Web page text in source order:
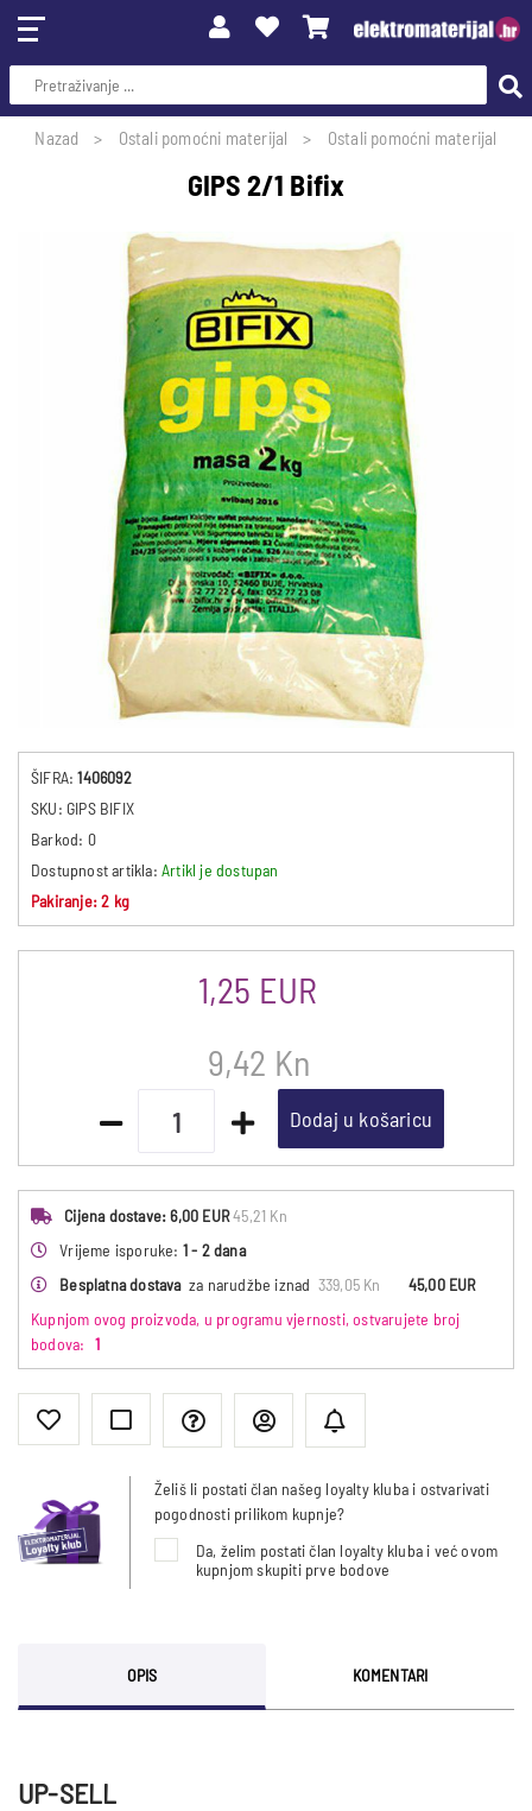
Nazad Ostali pomoćni materijal Ostali pomoćni materijal
GIPS 2/1 Bifix
ŠIFRA:1406092
SKU: GIPS BIFIX
Barkod: 0
Dostupnost artikla: Artikl je dostupan
Pakiranje: 2 kg
9,42 Kn
1,25 EUR
Dodaj u košaricu
Cijena dostave:6,00 EUR45,21 Kn
Vrijeme isporuke: 1 - 2 dana
Besplatna dostavaza narudžbe iznad 339,05 Kn
45,00 EUR
Kupnjom ovog proizvoda, u programu vjernosti, ostvarujete broj
bodova: 1
Želiš li postati član našeg loyalty kluba i ostvarivati
pogodnosti prilikom kupnje?
Da, želim postati član loyalty kluba i već ovom
kupnjom skupiti prve bodove
OPIS KOMENTARI
UP-SELL